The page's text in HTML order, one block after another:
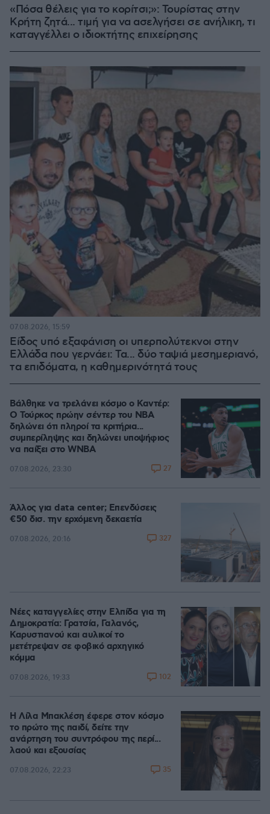
«Πόσα θέλεις για το κορίτσι;»: Τουρίστας στην
Κρήτη ζητά... τιμή για να ασελγήσει σε ανήλικη, τι
καταγγέλλει ο ιδιοκτήτης επιχείρησης
Είδος υπό εξαφάνιση οι υπερπολύτεκνοι στην
Ελλάδα που γερνάει: Τα... δύο ταψιά μεσημεριανό,
τα επιδόματα, η καθημερινότητά τους
07.08.2026, 15:59
Βάλθηκε να τρελάνει κόσμο ο Καντέρ:
Ο Τούρκος πρώην σέντερ του NBA
δηλώνει ότι πληροί τα κριτήρια...
συμπερίληψης και δηλώνει υποψήφιος
να παίξει στο WNBA
07.08.2026, 23:30 27
Άλλος για data center; Επενδύσεις
€50 δισ. την ερχόμενη δεκαετία
07.08.2026, 20:16 327
Νέες καταγγελίες στην Ελπίδα για τη
Δημοκρατία: Γρατσία, Γαλανός,
Καρυστιανού και αυλικοί το
μετέτρεψαν σε φοβικό αρχηγικό
κόμμα
07.08.2026, 19:33 102
Η Λίλα Μπακλέση έφερε στον κόσμο
το πρώτο της παιδί, δείτε την
ανάρτηση του συντρόφου της περί...
λαού και εξουσίας
07.08.2026, 22:23 35